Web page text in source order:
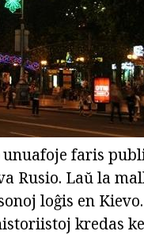
faris
Rusio. Laŭ la
loĝis en
kredas